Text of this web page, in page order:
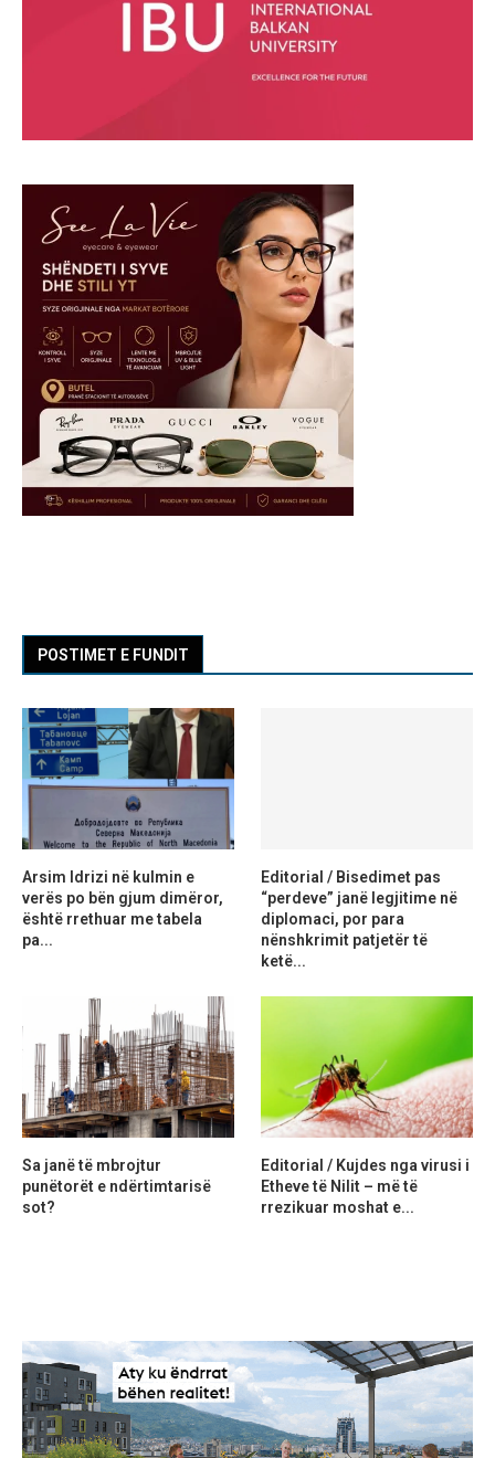
POSTIMET E FUNDIT
Arsim Idrizi në kulmin e
verës po bën gjum dimëror,
është rrethuar me tabela
pa...
Editorial / Bisedimet pas
“perdeve” janë legjitime në
diplomaci, por para
nënshkrimit patjetër të
ketë...
Sa janë të mbrojtur
punëtorët e ndërtimtarisë
sot?
Editorial / Kujdes nga virusi i
Etheve të Nilit – më të
rrezikuar moshat e...